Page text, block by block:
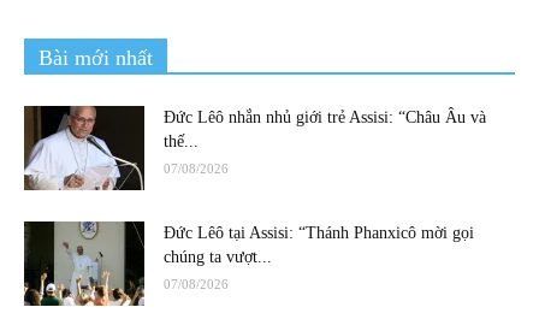
Bài mới nhất
Đức Lêô nhắn nhủ giới trẻ Assisi: “Châu Âu và
thế...
07/08/2026
Đức Lêô tại Assisi: “Thánh Phanxicô mời gọi
chúng ta vượt...
07/08/2026